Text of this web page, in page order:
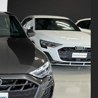
, valido con promozione
la tua vettura o venderla?
“Acquistiamo il tuo